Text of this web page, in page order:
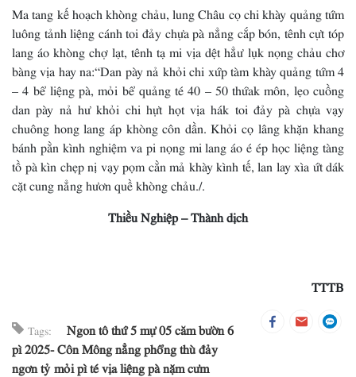
Ma tang kế hoạch khòng chảu, lung Châu cọ chi khày quảng tứm
luông tảnh liệng cánh toi đảy chựa pà nẳng cắp bón, tênh cựt tóp
lang áo khòng chợ lạt, tênh tạ mi vịa dệt hẳư lụk nọng chảu chơ
bàng vịa hay na:“Dan pày nả khỏi chi xứp tàm khày quảng tứm 4
– 4 bể liệng pà, mỏi bể quảng té 40 – 50 thứak môn, lẹo cuồng
dan pày nả hư khỏi chi hựt họt vịa hák toi đảy pà chựa vạy
chuông hong lang áp khòng côn dần. Khỏi cọ lâng khặn khang
bánh pằn kình nghiệm va pi nọng mi lang áo é ép học liệng tàng
tồ pà kìn chẹp nị vạy pọm cằn mả khày kình tế, lan lay xìa ứt dák
cặt cung nẳng hươn quề khòng chảu./.
Thiều Nghiệp – Thành dịch
TTTB
Tags:
Ngon tô thứ 5 mự 05 căm bườn 6
pì 2025- Côn Mông nẳng phổng thù đảy
ngơn tỷ mỏi pì té vịa liệng pà nặm cưm